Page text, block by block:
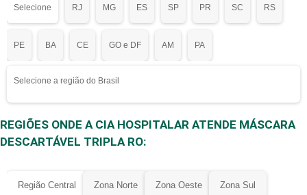
Selecione RJ MG ES SP PR SC RS
PE BA CE GO e DF AM PA
Selecione a região do Brasil
REGIÕES ONDE A CIA HOSPITALAR ATENDE MÁSCARA
DESCARTÁVEL TRIPLA RO:
Região Central Zona Norte Zona Oeste Zona Sul